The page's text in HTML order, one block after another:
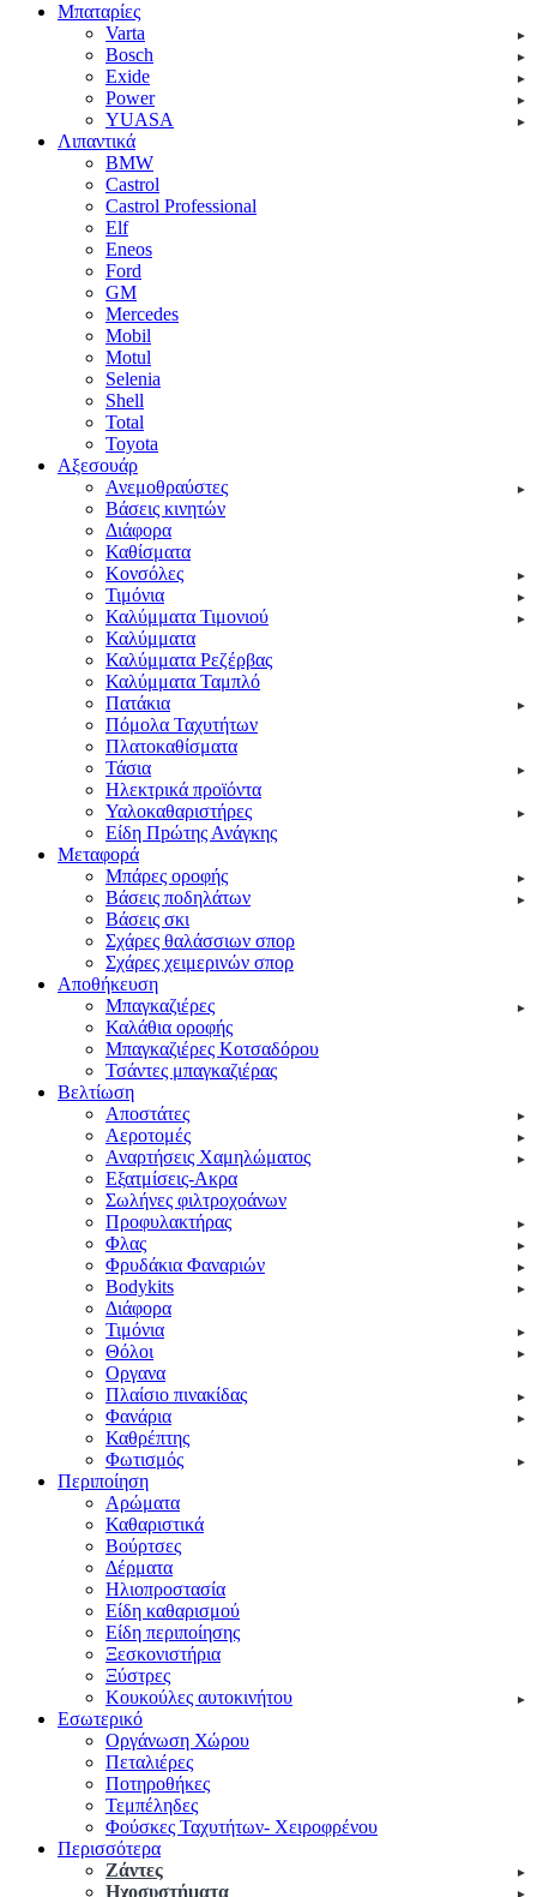
Μπαταρίες
Varta
Bosch
Exide
Power
YUASA
Λιπαντικά
BMW
Castrol
Castrol Professional
Elf
Eneos
Ford
GM
Mercedes
Mobil
Motul
Selenia
Shell
Total
Toyota
Αξεσουάρ
Ανεμοθραύστες
Βάσεις κινητών
Διάφορα
Καθίσματα
Κονσόλες
Τιμόνια
Καλύμματα Τιμονιού
Καλύμματα
Καλύμματα Ρεζέρβας
Καλύμματα Ταμπλό
Πατάκια
Πόμολα Ταχυτήτων
Πλατοκαθίσματα
Τάσια
Ηλεκτρικά προϊόντα
Υαλοκαθαριστήρες
Είδη Πpώτης Ανάγκης
Μεταφορά
Μπάρες οροφής
Βάσεις ποδηλάτων
Βάσεις σκι
Σχάρες θαλάσσιων σπορ
Σχάρες χειμερινών σπορ
Αποθήκευση
Μπαγκαζιέρες
Καλάθια οροφής
Μπαγκαζιέρες Κοτσαδόρου
Τσάντες μπαγκαζιέρας
Βελτίωση
Αποστάτες
Αεροτομές
Αναρτήσεις Χαμηλώματος
Εξατμίσεις-Ακρα
Σωλήνες φιλτροχοάνων
Προφυλακτήρας
Φλας
Φρυδάκια Φαναριών
Bodykits
Διάφορα
Τιμόνια
Θόλοι
Οργανα
Πλαίσιο πινακίδας
Φανάρια
Καθρέπτης
Φωτισμός
Περιποίηση
Αρώματα
Καθαριστικά
Βούρτσες
Δέρματα
Ηλιοπροστασία
Είδη καθαρισμού
Είδη περιποίησης
Ξεσκονιστήρια
Ξύστρες
Κουκούλες αυτοκινήτου
Εσωτερικό
Οργάνωση Χώρου
Πεταλιέρες
Ποτηροθήκες
Τεμπέληδες
Φούσκες Ταχυτήτων- Χειροφρένου
Περισσότερα
Ζάντες
Ηχοσυστήματα